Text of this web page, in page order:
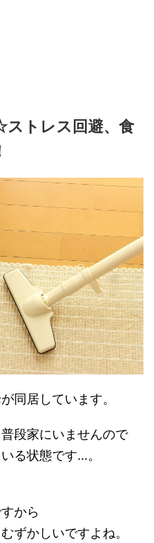
トレス回避、食
同居しています。
段家にいませんので
る状態です…。
から
ずかしいですよね。